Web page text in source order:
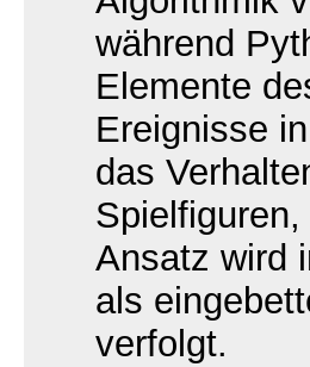
während
Elemente
Ereignisse
das
Ansatz wird
als
verfolgt.